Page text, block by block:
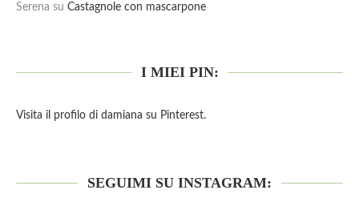
Serena su Castagnole con mascarpone
I MIEI PIN:
Visita il profilo di damiana su Pinterest.
SEGUIMI SU INSTAGRAM: